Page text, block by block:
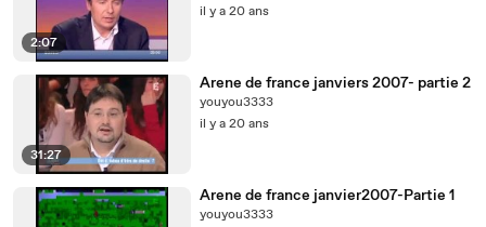
2:07
il y a 20 ans
31:27
Arene de france janviers 2007- partie 2
youyou3333
il y a 20 ans
Arene de france janvier2007-Partie 1
youyou3333